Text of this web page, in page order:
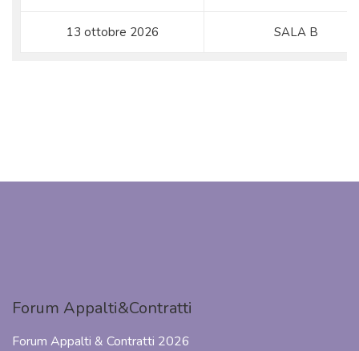
13 ottobre 2026 SALA B
Forum Appalti&Contratti
Forum Appalti & Contratti 2026